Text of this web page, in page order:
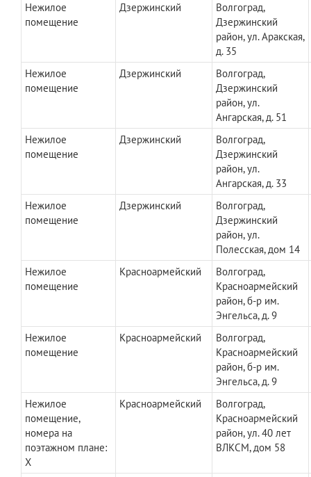
Нежилое
помещение
Дзержинский
Волгоград,
Дзержинский
район, ул. Аракская,
д. 35
Нежилое
помещение
Дзержинский
Волгоград,
Дзержинский
район, ул.
Ангарская, д. 51
Нежилое
помещение
Дзержинский
Волгоград,
Дзержинский
район, ул.
Ангарская, д. 33
Нежилое
помещение
Дзержинский
Волгоград,
Дзержинский
район, ул.
Полесская, дом 14
Нежилое
помещение
Красноармейский
Волгоград,
Красноармейский
район, б-р им.
Энгельса, д. 9
Нежилое
помещение
Красноармейский
Волгоград,
Красноармейский
район, б-р им.
Энгельса, д. 9
Нежилое
помещение,
номера на
поэтажном плане:
X
Красноармейский
Волгоград,
Красноармейский
район, ул. 40 лет
ВЛКСМ, дом 58